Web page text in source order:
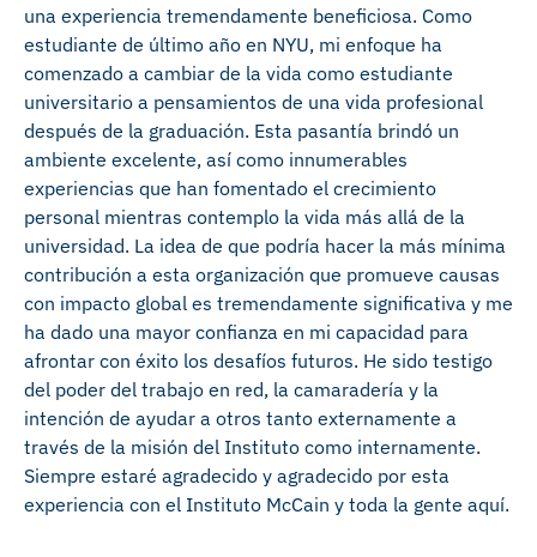
una experiencia tremendamente beneficiosa. Como
estudiante de último año en NYU, mi enfoque ha
comenzado a cambiar de la vida como estudiante
universitario a pensamientos de una vida profesional
después de la graduación. Esta pasantía brindó un
ambiente excelente, así como innumerables
experiencias que han fomentado el crecimiento
personal mientras contemplo la vida más allá de la
universidad. La idea de que podría hacer la más mínima
contribución a esta organización que promueve causas
con impacto global es tremendamente significativa y me
ha dado una mayor confianza en mi capacidad para
afrontar con éxito los desafíos futuros. He sido testigo
del poder del trabajo en red, la camaradería y la
intención de ayudar a otros tanto externamente a
través de la misión del Instituto como internamente.
Siempre estaré agradecido y agradecido por esta
experiencia con el Instituto McCain y toda la gente aquí.